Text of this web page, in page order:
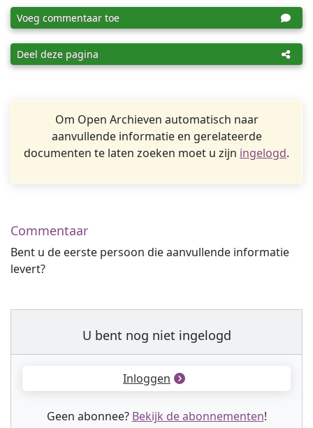
Voeg commentaar toe
Deel deze pagina
Om Open Archieven automatisch naar
aanvullende informatie en gerelateerde
documenten te laten zoeken moet u zijn ingelogd.
Commentaar
Bent u de eerste persoon die aanvullende informatie
levert?
U bent nog niet ingelogd
Inloggen
Geen abonnee? Bekijk de abonnementen!